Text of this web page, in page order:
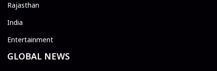
Rajasthan
India
Entertainment
GLOBAL NEWS